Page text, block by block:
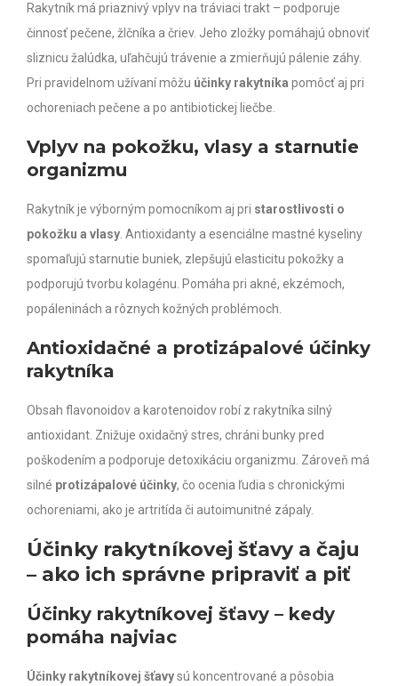
Rakytník má priaznivý vplyv na tráviaci trakt – podporuje
činnosť pečene, žlčníka a čriev. Jeho zložky pomáhajú obnoviť
sliznicu žalúdka, uľahčujú trávenie a zmierňujú pálenie záhy.
Pri pravidelnom užívaní môžu účinky rakytníka pomôcť aj pri
ochoreniach pečene a po antibiotickej liečbe.
Vplyv na pokožku, vlasy a starnutie
organizmu
Rakytník je výborným pomocníkom aj pri starostlivosti o
pokožku a vlasy . Antioxidanty a esenciálne mastné kyseliny
spomaľujú starnutie buniek, zlepšujú elasticitu pokožky a
podporujú tvorbu kolagénu. Pomáha pri akné, ekzémoch,
popáleninách a rôznych kožných problémoch.
Antioxidačné a protizápalové účinky
rakytníka
Obsah flavonoidov a karotenoidov robí z rakytníka silný
antioxidant. Znižuje oxidačný stres, chráni bunky pred
poškodením a podporuje detoxikáciu organizmu. Zároveň má
silné protizápalové účinky, čo ocenia ľudia s chronickými
ochoreniami, ako je artritída či autoimunitné zápaly.
Účinky rakytníkovej šťavy a čaju
– ako ich správne pripraviť a piť
Účinky rakytníkovej šťavy – kedy
pomáha najviac
Účinky rakytníkovej šťavysú koncentrované a pôsobia